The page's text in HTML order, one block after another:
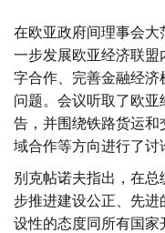
在欧亚政府间理事会
一步发展欧亚经济联
字合作、完善金融经
问题。会议听取了欧
告，并围绕铁路货运
域合作等方向进行了讨
别克帖诺夫指出，在
步推进建设公正、先
设性的态度同所有国